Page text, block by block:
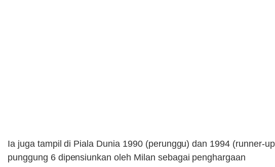
Ia juga tampil di Piala Dunia 1990 (perunggu) dan 1994 (runner-
punggung 6 dipensiunkan oleh Milan sebagai penghargaan